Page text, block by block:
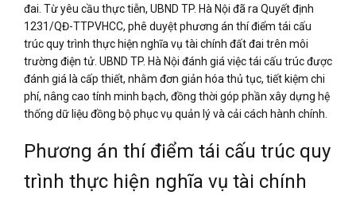
đai. Từ yêu cầu thực tiễn, UBND TP. Hà Nội đã ra Quyết định
1231/QĐ-TTPVHCC, phê duyệt phương án thí điểm tái cấu
trúc quy trình thực hiện nghĩa vụ tài chính đất đai trên môi
trường điện tử. UBND TP. Hà Nội đánh giá việc tái cấu trúc được
đánh giá là cấp thiết, nhằm đơn giản hóa thủ tục, tiết kiệm chi
phí, nâng cao tính minh bạch, đồng thời góp phần xây dựng hệ
thống dữ liệu đồng bộ phục vụ quản lý và cải cách hành chính.
Phương án thí điểm tái cấu trúc quy
trình thực hiện nghĩa vụ tài chính